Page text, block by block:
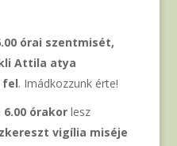
órai szentmisét,
Attila atya
fel. Imádkozzunk érte!
6.00 órakorlesz
vigília miséje